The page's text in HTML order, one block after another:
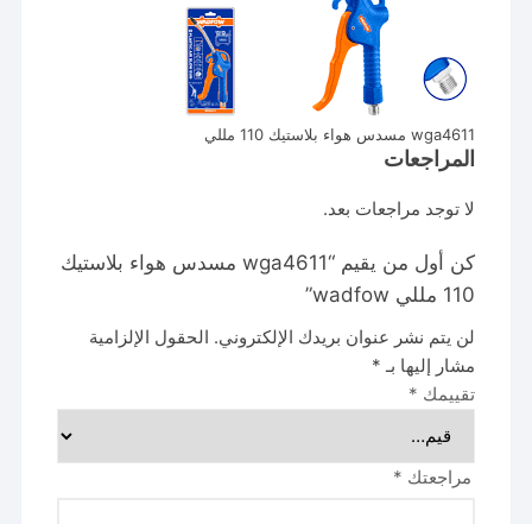
wga4611 مسدس هواء بلاستيك 110 مللي
المراجعات
لا توجد مراجعات بعد.
كن أول من يقيم “wga4611 مسدس هواء بلاستيك
110 مللي wadfow”
لن يتم نشر عنوان بريدك الإلكتروني. الحقول الإلزامية
مشار إليها بـ *
تقييمك *
مراجعتك *